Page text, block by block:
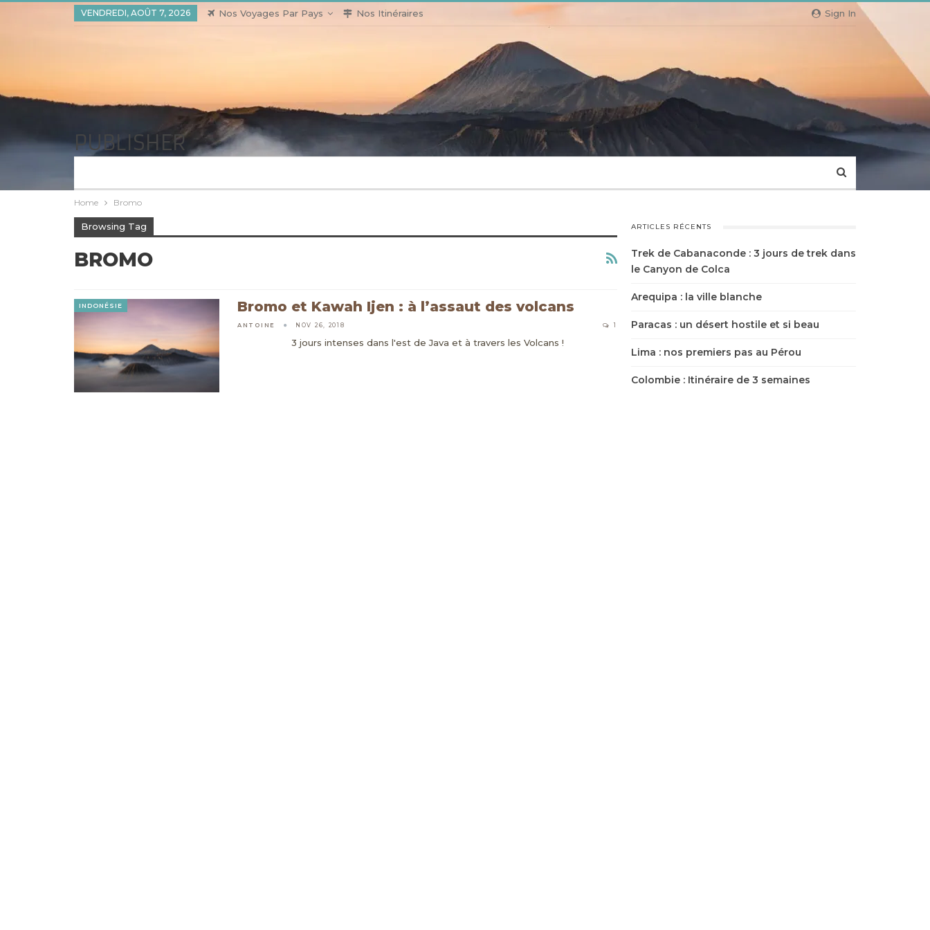
Sign In
VENDREDI, AOÛT 7, 2026 Nos Voyages Par Pays Nos Itinéraires
PUBLISHER
Home Bromo
Browsing Tag
BROMO
INDONÉSIE Bromo et Kawah Ijen : à l’assaut des volcans
ANTOINE NOV 26, 2018 1
3 jours intenses dans l'est de Java et à travers les Volcans !
ARTICLES RÉCENTS
Trek de Cabanaconde : 3 jours de trek dans
le Canyon de Colca
Arequipa : la ville blanche
Paracas : un désert hostile et si beau
Lima : nos premiers pas au Pérou
Colombie : Itinéraire de 3 semaines